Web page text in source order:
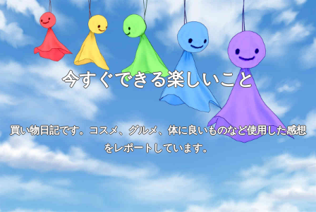
今すぐできる楽しいこと
買い物日記です。コスメ、グルメ、体に良いものなど使用した感想
をレポートしています。